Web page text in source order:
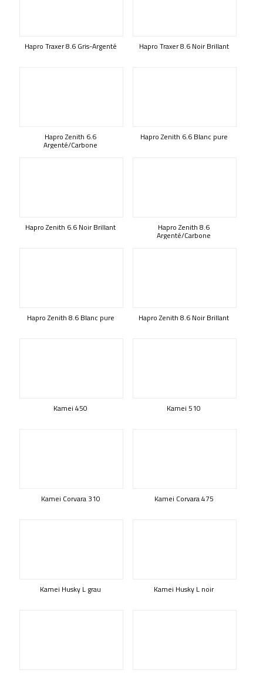
Hapro Traxer 8.6 Gris-Argenté Hapro Traxer 8.6 Noir Brillant
Hapro Zenith 6.6
Argenté/Carbone
Hapro Zenith 6.6 Blanc pure
Hapro Zenith 6.6 Noir Brillant Hapro Zenith 8.6
Argenté/Carbone
Hapro Zenith 8.6 Blanc pure Hapro Zenith 8.6 Noir Brillant
Kamei 450 Kamei 510
Kamei Corvara 310 Kamei Corvara 475
Kamei Husky L grau Kamei Husky L noir